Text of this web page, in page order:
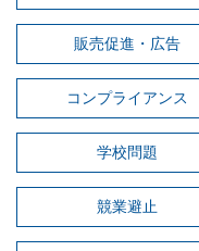
販売促進・広告
コンプライアンス
学校問題
競業避止